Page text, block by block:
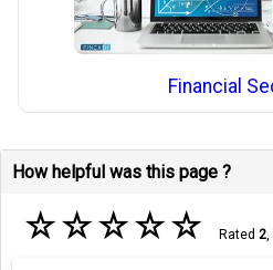
Financial
How helpful was this page ?
☆☆☆☆☆ Rated 2,